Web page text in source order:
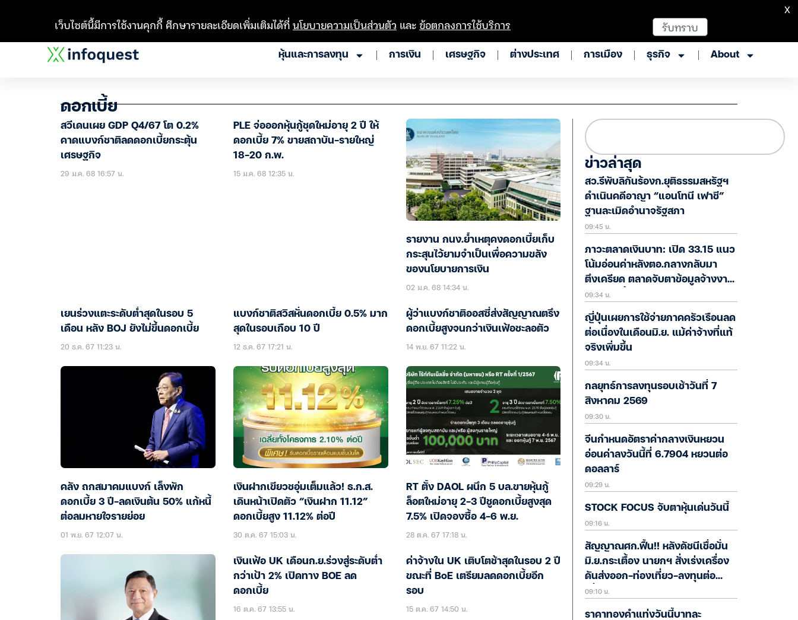
หุ้นและการลงทุน การเงิน เศรษฐกิจ ต่างประเทศ การเมือง ธุรกิจ About
ดอกเบี้ย
สวีเดนเผย GDP Q4/67 โต 0.2%
คาดแบงก์ชาติลดดอกเบี้ยกระตุ้น
เศรษฐกิจ
29 ม.ค. 68 16:57 น.
PLE จ่อออกหุ้นกู้ชุดใหม่อายุ 2 ปี ให้
ดอกเบี้ย 7% ขายสถาบัน-รายใหญ่
18-20 ก.พ.
15 ม.ค. 68 12:35 น.
รายงาน กนง.ย้ำเหตุคงดอกเบี้ยเก็บ
กระสุนไว้ยามจำเป็นเพื่อความขลัง
ของนโยบายการเงิน
02 ม.ค. 68 14:34 น.
เยนร่วงแตะระดับต่ำสุดในรอบ 5
เดือน หลัง BOJ ยังไม่ขึ้นดอกเบี้ย
20 ธ.ค. 67 11:23 น.
แบงก์ชาติสวิสหั่นดอกเบี้ย 0.5% มาก
สุดในรอบเกือบ 10 ปี
12 ธ.ค. 67 17:21 น.
ผู้ว่าแบงก์ชาติออสซี่ส่งสัญญาณตรึง
ดอกเบี้ยสูงจนกว่าเงินเฟ้อชะลอตัว
14 พ.ย. 67 11:22 น.
คลัง ถกสมาคมแบงก์ เล็งพัก
ดอกเบี้ย 3 ปี-ลดเงินต้น 50% แก้หนี้
ต่อลมหายใจรายย่อย
01 พ.ย. 67 12:07 น.
เงินฝากเขียวชอุ่มเต็มแล้ว! ธ.ก.ส.
เดินหน้าเปิดตัว “เงินฝาก 11.12”
ดอกเบี้ยสูง 11.12% ต่อปี
30 ต.ค. 67 15:03 น.
RT ตั้ง DAOL ผนึก 5 บล.ขายหุ้นกู้
ล็อตใหม่อายุ 2-3 ปีชูดอกเบี้ยสูงสุด
7.5% เปิดจองซื้อ 4-6 พ.ย.
28 ต.ค. 67 17:18 น.
เงินเฟ้อ UK เดือนก.ย.ร่วงสู่ระดับต่ำ
กว่าเป้า 2% เปิดทาง BOE ลด
ดอกเบี้ย
16 ต.ค. 67 13:55 น.
ค่าจ้างใน UK เติบโตช้าสุดในรอบ 2 ปี
ขณะที่ BoE เตรียมลดดอกเบี้ยอีก
รอบ
15 ต.ค. 67 14:50 น.
ข่าวล่าสุด
สว.รีพับลิกันร้องก.ยุติธรรมสหรัฐฯ
ดำเนินคดีอาญา “แอนโทนี เฟาชี”
ฐานละเมิดอำนาจรัฐสภา
09:45 น.
ภาวะตลาดเงินบาท: เปิด 33.15 แนว
โน้มอ่อนค่าหลังตอ.กลางกลับมา
ตึงเครียด ตลาดจับตาข้อมูลจ้างงาน
สหรัฐคืนนี้
09:34 น.
ญี่ปุ่นเผยการใช้จ่ายภาคครัวเรือนลด
ต่อเนื่องในเดือนมิ.ย. แม้ค่าจ้างที่แท้
จริงเพิ่มขึ้น
09:34 น.
กลยุทธ์การลงทุนรอบเช้าวันที่ 7
สิงหาคม 2569
09:30 น.
จีนกำหนดอัตราค่ากลางเงินหยวน
อ่อนค่าลงวันนี้ที่ 6.7904 หยวนต่อ
ดอลลาร์
09:29 น.
STOCK FOCUS จับตาหุ้นเด่นวันนี้
09:16 น.
สัญญาณศก.ฟื้น!! หลังดัชนีเชื่อมั่น
มิ.ย.กระเตื้อง นายกฯ สั่งเร่งเครื่อง
ดันส่งออก-ท่องเที่ยว-ลงทุนต่อ
เนื่อง
09:10 น.
ราคาทองคำแท่งวันนี้บาทละ
เว็บไซต์นี้มีการใช้งานคุกกี้ ศึกษารายละเอียดเพิ่มเติมได้ที่นโยบายความเป็นส่วนตัว และข้อตกลงการใช้บริการ รับทราบ
X